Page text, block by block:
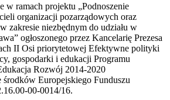
w ramach projektu „Podnoszenie
organizacji pozarządowych oraz
zakresie niezbędnym do udziału w
ogłoszonego przez Kancelarię Prezesa
II Osi priorytetowej Efektywne polityki
gospodarki i edukacji Programu
Rozwój 2014-2020
środków Europejskiego Funduszu
00-0014/16.